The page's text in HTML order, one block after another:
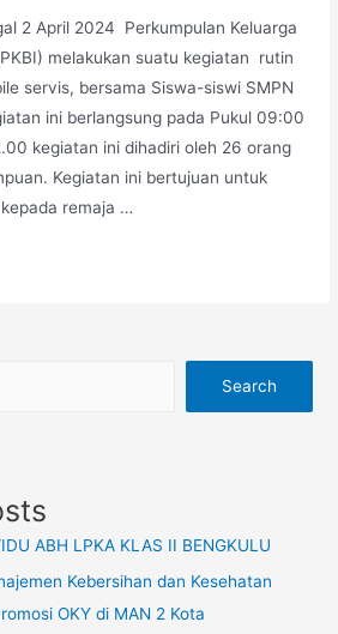
2 April 2024 Perkumpulan Keluarga
melakukan suatu kegiatan rutin
servis, bersama Siswa-siswi SMPN
ini berlangsung pada Pukul 09:00
kegiatan ini dihadiri oleh 26 orang
Kegiatan ini bertujuan untuk
remaja …
Search
ABH LPKA KLAS II BENGKULU
Kebersihan dan Kesehatan
OKY di MAN 2 Kota